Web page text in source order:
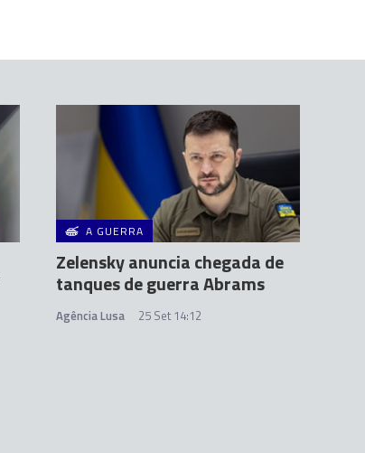
A GUERRA
Zelensky anuncia chegada de
tanques de guerra Abrams
Agência Lusa 25 Set 14:12